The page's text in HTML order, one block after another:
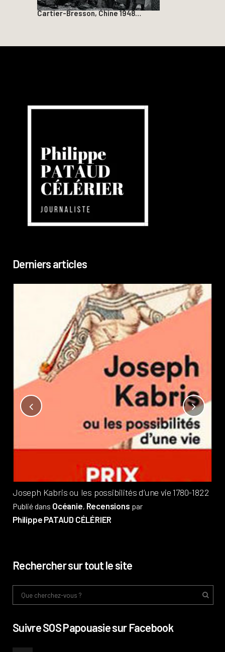
Cartier-Bresson, Chine 1948…
Derniers articles
Joseph Kabris ou les possibilités d’une vie 1780-1822
Publié dans Océanie, Recensions par
Philippe PATAUD CÉLÉRIER
Rechercher sur tout le site
Suivre SOS Papouasie sur Facebook